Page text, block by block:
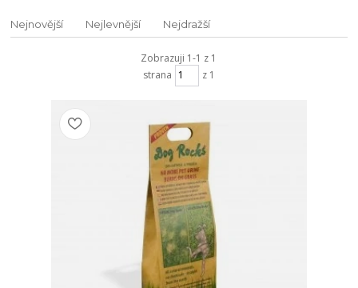
Nejnovější Nejlevnější Nejdražší
Zobrazuji 1-1 z 1
strana
z 1